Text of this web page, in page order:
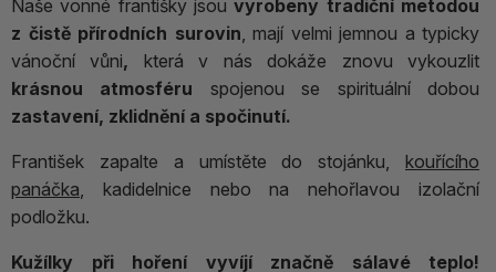
Naše vonné františky jsouvyrobeny tradiční metodou
z čistě přírodních surovin, mají velmi jemnou a typicky
vánoční vůni, která v nás dokáže znovu vykouzlit
krásnou atmosféru spojenou se spirituální dobou
zastavení, zklidnění a spočinutí.
František zapalte a umístěte do stojánku, kouřícího
panáčka, kadidelnice nebo na nehořlavou izolační
podložku.
Kužílky při hoření vyvíjí značně sálavé teplo!